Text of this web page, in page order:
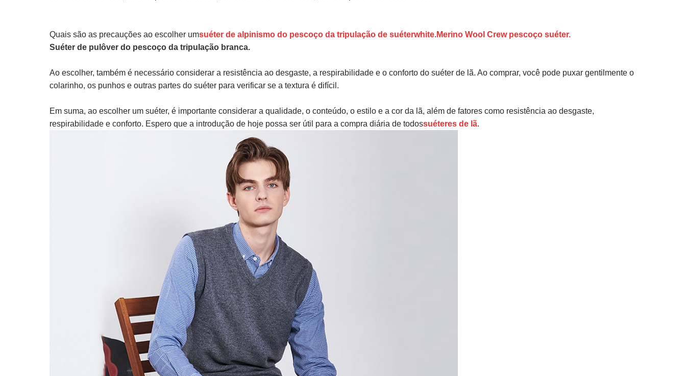
Quais são as precauções ao escolher umsuéter de alpinismo do pescoço da tripulação de suéterwhite. Merino Wool Crew pescoço suéter.
Suéter de pulôver do pescoço da tripulação branca.
Ao escolher, também é necessário considerar a resistência ao desgaste, a respirabilidade e o conforto do suéter de lã. Ao comprar, você pode puxar gentilmente o
colarinho, os punhos e outras partes do suéter para verificar se a textura é difícil.
Em suma, ao escolher um suéter, é importante considerar a qualidade, o conteúdo, o estilo e a cor da lã, além de fatores como resistência ao desgaste,
respirabilidade e conforto. Espero que a introdução de hoje possa ser útil para a compra diária de todossuéteres de lã.